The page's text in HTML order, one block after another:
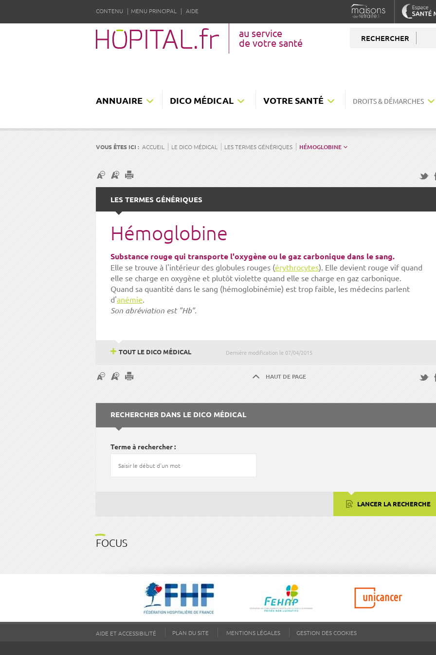
CONTENU MENU PRINCIPAL AIDE
au service
de votre santé
RECHERCHER
ANNUAIRE DICO MÉDICAL VOTRE SANTÉ DROITS & DÉMARCHES
VOUS ÊTES ICI : ACCUEIL LE DICO MÉDICAL LES TERMES GÉNÉRIQUES HÉMOGLOBINE
LES TERMES GÉNÉRIQUES
Hémoglobine
Substance rouge qui transporte l'oxygène ou le gaz carbonique dans le sang.
Elle se trouve à l'intérieur des globules rouges (érythrocytes). Elle devient rouge vif quand
elle se charge en oxygène et plutôt violette quand elle se charge en gaz carbonique.
Quand sa quantité dans le sang (hémoglobinémie) est trop faible, les médecins parlent
d'anémie.
Son abréviation est "Hb".
Dernière modification le 07/04/2015
TOUT LE DICO MÉDICAL
HAUT DE PAGE
RECHERCHER DANS LE DICO MÉDICAL
Terme à rechercher
LANCER LA RECHERCHE
FOCUS
AIDE ET ACCESSIBILITÉ PLAN DU SITE MENTIONS LÉGALES GESTION DES COOKIES